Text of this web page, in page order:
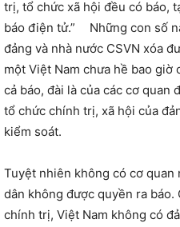
trị, tổ chức xã hội đều có báo,
báo điện tử.” Những con số
đảng và nhà nước CSVN xóa
một Việt Nam chưa hề bao giờ
cả báo, đài là của các cơ quan
tổ chức chính trị, xã hội của
kiểm soát.
Tuyệt nhiên không có cơ quan
dân không được quyền ra
chính trị, Việt Nam không có